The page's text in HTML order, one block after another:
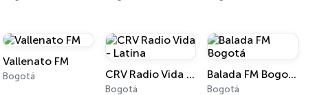
Vallenato FM
Bogotá CRV Radio Vida - Latina
Bogotá
Balada FM Bogotá
Bogotá